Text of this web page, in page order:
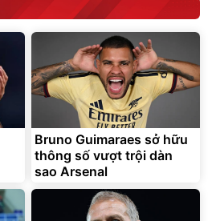
Bruno Guimaraes sở hữu
thông số vượt trội dàn
sao Arsenal